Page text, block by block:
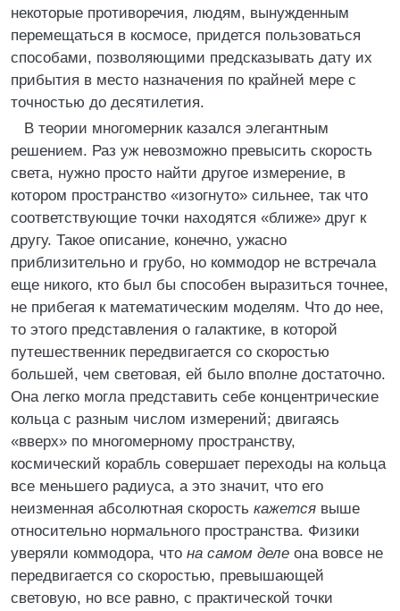
некоторые противоречия, людям, вынужденным
перемещаться в космосе, придется пользоваться
способами, позволяющими предсказывать дату их
прибытия в место назначения по крайней мере с
точностью до десятилетия.
В теории многомерник казался элегантным
решением. Раз уж невозможно превысить скорость
света, нужно просто найти другое измерение, в
котором пространство «изогнуто» сильнее, так что
соответствующие точки находятся «ближе» друг к
другу. Такое описание, конечно, ужасно
приблизительно и грубо, но коммодор не встречала
еще никого, кто был бы способен выразиться точнее,
не прибегая к математическим моделям. Что до нее,
то этого представления о галактике, в которой
путешественник передвигается со скоростью
большей, чем световая, ей было вполне достаточно.
Она легко могла представить себе концентрические
кольца с разным числом измерений; двигаясь
«вверх» по многомерному пространству,
космический корабль совершает переходы на кольца
все меньшего радиуса, а это значит, что его
неизменная абсолютная скорость кажется выше
относительно нормального пространства. Физики
уверяли коммодора, что на самом деле она вовсе не
передвигается со скоростью, превышающей
световую, но все равно, с практической точки